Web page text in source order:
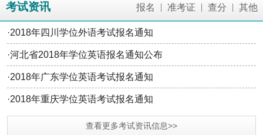
考试资讯 报名 | 准考证 | 查分 | 其他
·2018年四川学位外语考试报名通知
·河北省2018年学位英语报名通知公布
·2018年广东学位英语考试报名通知
·2018年重庆学位英语考试报名通知
查看更多考试资讯信息>>